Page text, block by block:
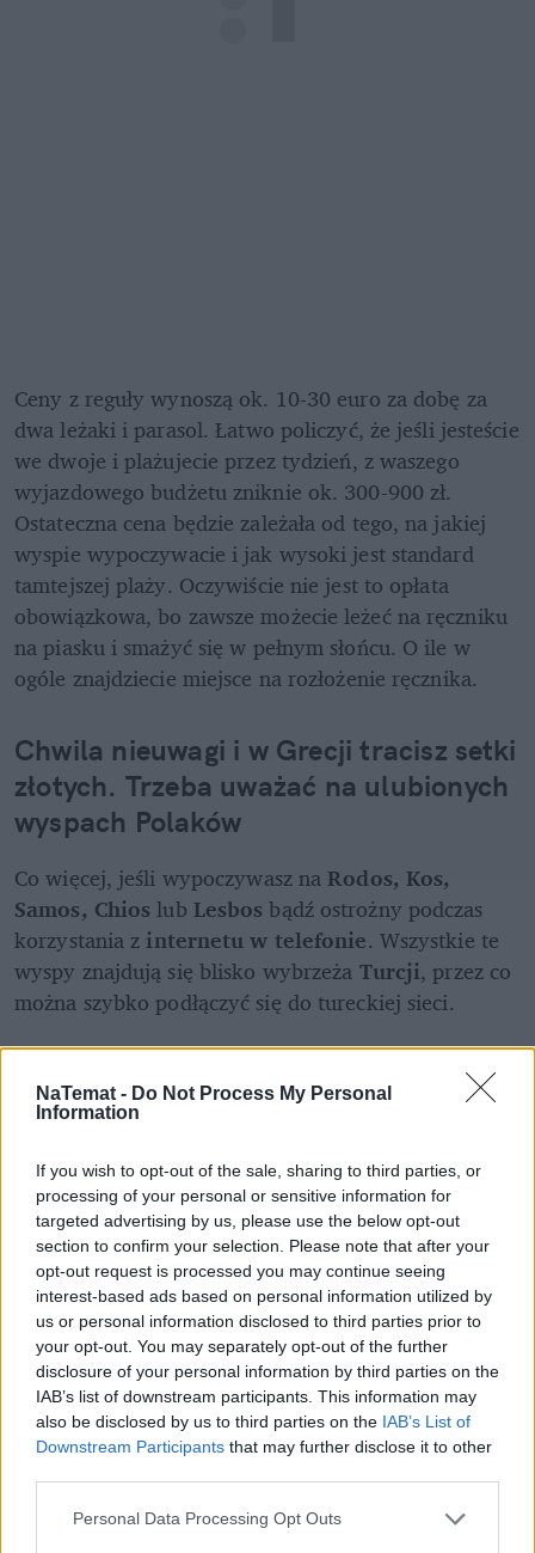
NaTemat - Do Not Process My Personal
Information
If you wish to opt-out of the sale, sharing to third parties, or
processing of your personal or sensitive information for
targeted advertising by us, please use the below opt-out
section to confirm your selection. Please note that after your
opt-out request is processed you may continue seeing
interest-based ads based on personal information utilized by
us or personal information disclosed to third parties prior to
your opt-out. You may separately opt-out of the further
disclosure of your personal information by third parties on the
IAB’s list of downstream participants. This information may
also be disclosed by us to third parties on the IAB’s List of
Downstream Participants that may further disclose it to other
Personal Data Processing Opt Outs
Ceny z reguły wynoszą ok. 10-30 euro za dobę za
dwa leżaki i parasol. Łatwo policzyć, że jeśli jesteście
we dwoje i plażujecie przez tydzień, z waszego
wyjazdowego budżetu zniknie ok. 300-900 zł.
Ostateczna cena będzie zależała od tego, na jakiej
wyspie wypoczywacie i jak wysoki jest standard
tamtejszej plaży. Oczywiście nie jest to opłata
obowiązkowa, bo zawsze możecie leżeć na ręczniku
na piasku i smażyć się w pełnym słońcu. O ile w
ogóle znajdziecie miejsce na rozłożenie ręcznika.
Chwila nieuwagi i w Grecji tracisz setki
złotych. Trzeba uważać na ulubionych
wyspach Polaków
Co więcej, jeśli wypoczywasz na Rodos, Kos,
Samos, Chios lub Lesbos bądź ostrożny podczas
korzystania z internetu w telefonie. Wszystkie te
wyspy znajdują się blisko wybrzeża Turcji, przez co
można szybko podłączyć się do tureckiej sieci.